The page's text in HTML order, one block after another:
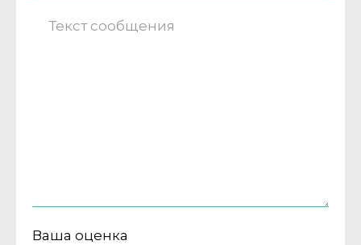
Ваша оценка